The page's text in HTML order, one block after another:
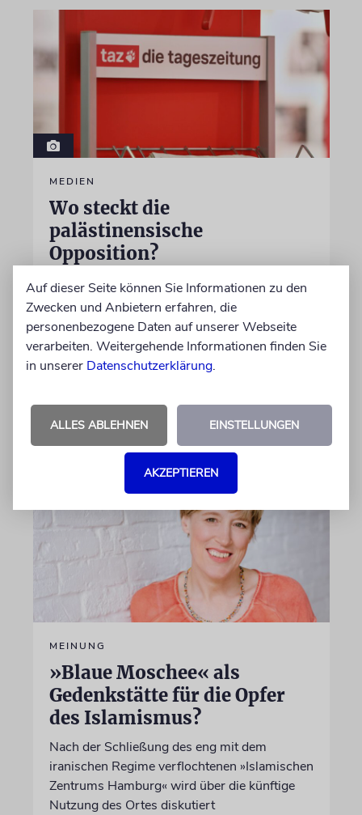
MEDIEN
Wo steckt die
palästinensische
Opposition?
Zwei taz-Essays erzählen eindringlich von
palästinensischer und muslimischer
Entfremdung in Deutschland. Sie lassen
zugleich einen entscheidenden blinden Fleck
im Nahostkonflikts unerwähnt
von Leeor Engländer
06.08.2026
MEINUNG
»Blaue Moschee« als
Gedenkstätte für die Opfer
des Islamismus?
Nach der Schließung des eng mit dem
iranischen Regime verflochtenen »Islamischen
Zentrums Hamburg« wird über die künftige
Nutzung des Ortes diskutiert
Auf dieser Seite können Sie Informationen zu den
Zwecken und Anbietern erfahren, die
personenbezogene Daten auf unserer Webseite
verarbeiten. Weitergehende Informationen finden Sie
in unserer Datenschutzerklärung.
ALLES ABLEHNEN EINSTELLUNGEN
AKZEPTIEREN